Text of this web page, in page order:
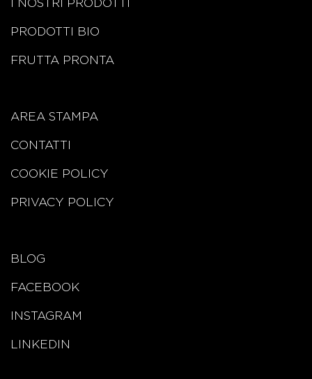
I NOSTRI PRODOTTI
PRODOTTI BIO
FRUTTA PRONTA
AREA STAMPA
CONTATTI
COOKIE POLICY
PRIVACY POLICY
BLOG
FACEBOOK
INSTAGRAM
LINKEDIN